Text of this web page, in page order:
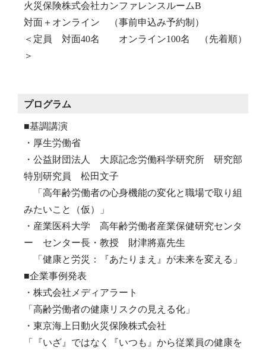
火災保険株式会社カンファレンスルームB
対面＋オンライン （事前申込み予約制）
＜定員 対面40名 オンライン100名 （先着順）
＞
プログラム
■基調講演
・厚生労働省
・公益財団法人 大原記念労働科学研究所 研究部
特別研究員 松田文子
「高年齢労働者の心身機能の変化と職場で取り組
みたいこと（仮）」
・産業医科大学 高年齢労働者産業保健研究センタ
ー センター長・教授 財津將嘉先生
「健康と労災：『あたりまえ』が未来を変える」
■企業事例発表
・株式会社メディアラート
「高齢労働者の健康リスクの見える化」
・東京海上日動火災保険株式会社
「『いざ』ではなく『いつも』から従業員の健康を